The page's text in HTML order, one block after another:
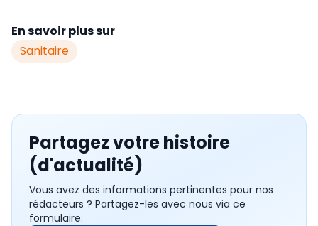
En savoir plus sur
Sanitaire
Partagez votre histoire
(d'actualité)
Vous avez des informations pertinentes pour nos
rédacteurs ? Partagez-les avec nous via ce
formulaire.